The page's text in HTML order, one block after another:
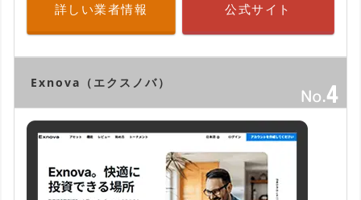
詳しい業者情報 公式サイト
Exnova（エクスノバ）